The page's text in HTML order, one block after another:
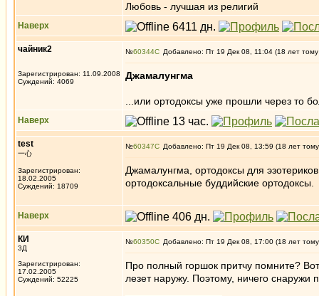
Любовь - лучшая из религий
Наверх
чайник2
Зарегистрирован: 11.09.2008
Суждений: 4069
№60344 Добавлено: Пт 19 Дек 08, 11:04 (18 лет
Джамалунгма
...или ортодоксы уже прошли через то
Наверх
test
一心
Зарегистрирован:
18.02.2005
Суждений: 18709
№60347 Добавлено: Пт 19 Дек 08, 13:59 (18 лет
Джамалунгма, ортодоксы для
ортодоксальные буддийские ортодоксы.
Наверх
КИ
3Д
Зарегистрирован:
17.02.2005
Суждений: 52225
№60350 Добавлено: Пт 19 Дек 08, 17:00 (18 лет
Про полный горшок притчу помните?
лезет наружу. Поэтому, ничего снаружи